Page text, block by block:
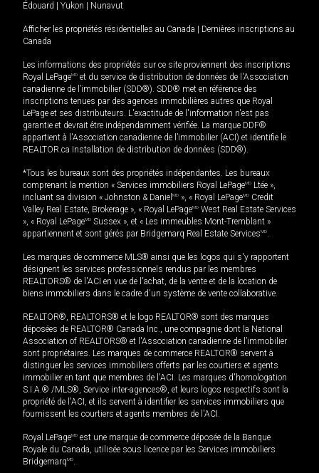
Édouard
Yukon Nunavut
Afficher les propriétés résidentielles au Canada
Dernières inscriptions au
Canada
Les informations des propriétés sur ce site proviennent des inscriptions
Royal LePageMD et du service de distribution de données de l'Association
canadienne de l’immobilier (SDD®). SDD® met en référence des
inscriptions tenues par des agences immobilières autres que Royal
LePage et ses distributeurs. L'exactitude de l'information n'est pas
garantie et devrait être indépendamment vérifiée. La marque DDF®
appartient à l'Association canadienne de l’immobilier (ACI) et identifie le
REALTOR.ca Installation de distribution de données (SDD®).
*Tous les bureaux sont des propriétés indépendantes. Les bureaux
comprenant la mention « Services immobiliers Royal LePageMD Ltée »,
incluant sa division « Johnston & Daniel MD », « Royal LePageMD Credit
Valley Real Estate, Brokerage », « Royal LePageMD West Real Estate Services
», « Royal LePageMD Sussex », et « Les immeubles Mont-Tremblant »
appartiennent et sont gérés par Bridgemarq Real Estate ServicesMD.
Les marques de commerce MLS® ainsi que les logos qui s'y rapportent
désignent les services professionnels rendus par les membres
REALTORS® de l'ACI en vue de l'achat, de la vente et de la location de
biens immobiliers dans le cadre d'un système de vente collaborative.
REALTOR®, REALTORS® et le logo REALTOR® sont des marques
déposées de REALTOR® Canada Inc., une compagnie dont la National
Association of REALTORS® et l'Association canadienne de l’immobilier
sont propriétaires. Les marques de commerce REALTOR® servent à
distinguer les services immobiliers offerts par les courtiers et agents
immobilier en tant que membres de l'ACI. Les marques d'homologation
S.I.A.® /MLS®, Service inter-agences®, et leurs logos respectifs sont la
propriété de l'ACI, et ils servent à identifier les services immobiliers que
fournissent les courtiers et agents membres de l'ACI.
Royal LePageMD est une marque de commerce déposée de la Banque
Royale du Canada, utilisée sous licence par les Services immobiliers
BridgemarqMD.